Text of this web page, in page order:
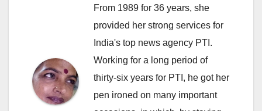
From 1989 for 36 years, she
provided her strong services for
India's top news agency PTI.
Working for a long period of
thirty-six years for PTI, he got her
pen ironed on many important